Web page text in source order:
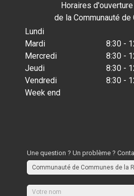
Horaires
de la Communauté de
Lundi
Mardi
8:30 -
Mercredi
8:30 -
Jeudi
8:30 -
Vendredi
8:30 -
Week end
Une question ? Un problème ?